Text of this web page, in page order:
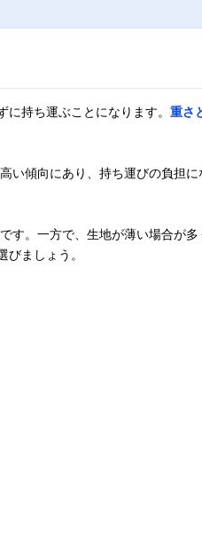
持ち運ぶことになります。 重さ
い傾向にあり、持ち運びの負担に
す。一方で、生地が薄い場合が多
ましょう。